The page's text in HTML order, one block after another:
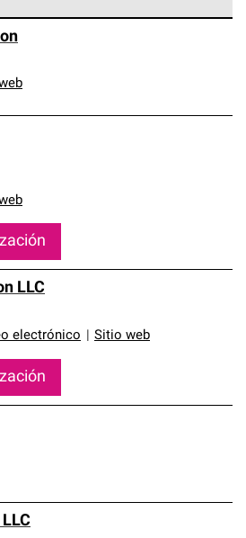
de profesionales de techos
estándares y requisitos estrictos
LLC
electrónico Sitio web